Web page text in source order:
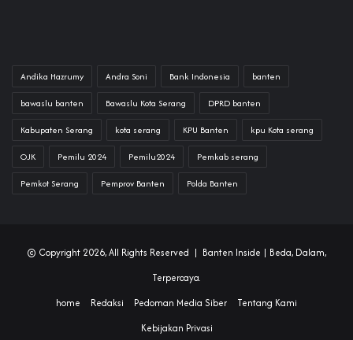
Andika Hazrumy Andra Soni Bank Indonesia banten
bawaslu banten Bawaslu Kota Serang DPRD banten
Kabupaten Serang kota serang KPU Banten kpu Kota serang
OJK Pemilu 2024 Pemilu2024 Pemkab serang
Pemkot Serang Pemprov Banten Polda Banten
© Copyright 2026, All Rights Reserved | Banten Inside | Beda, Dalam,
Terpercaya.
home
Redaksi Pedoman Media Siber
Tentang Kami
Kebijakan Privasi